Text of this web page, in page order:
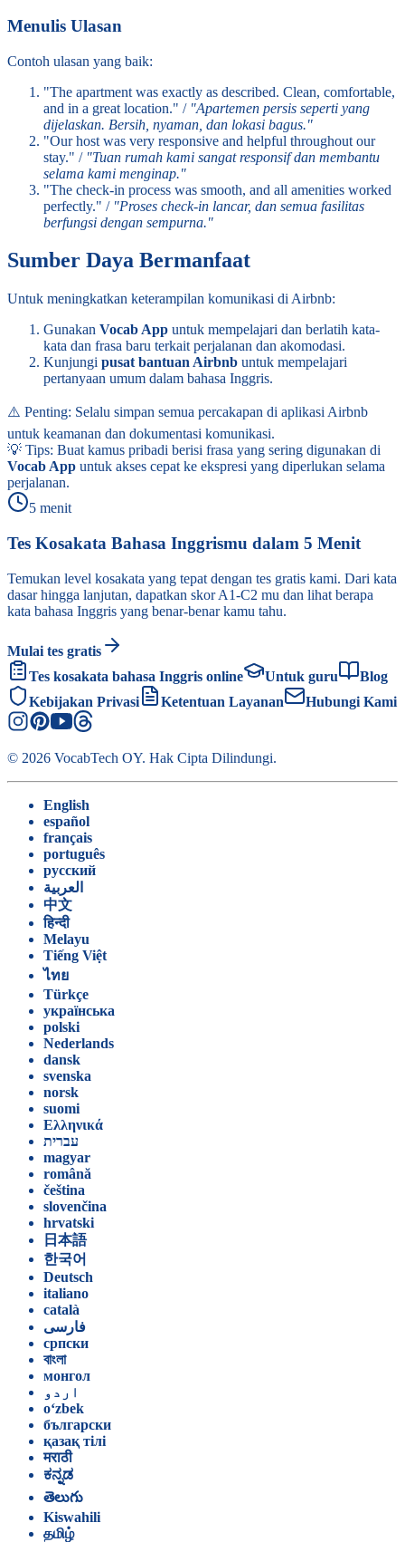
Menulis Ulasan
Contoh ulasan yang baik:
"The apartment was exactly as described. Clean, comfortable,
and in a great location." / "Apartemen persis seperti yang
dijelaskan. Bersih, nyaman, dan lokasi bagus."
"Our host was very responsive and helpful throughout our
stay." / "Tuan rumah kami sangat responsif dan membantu
selama kami menginap."
"The check-in process was smooth, and all amenities worked
perfectly." / "Proses check-in lancar, dan semua fasilitas
berfungsi dengan sempurna."
Sumber Daya Bermanfaat
Untuk meningkatkan keterampilan komunikasi di Airbnb:
Gunakan Vocab App untuk mempelajari dan berlatih kata-
kata dan frasa baru terkait perjalanan dan akomodasi.
Kunjungi pusat bantuan Airbnb untuk mempelajari
pertanyaan umum dalam bahasa Inggris.
⚠️ Penting: Selalu simpan semua percakapan di aplikasi Airbnb
untuk keamanan dan dokumentasi komunikasi.
💡 Tips: Buat kamus pribadi berisi frasa yang sering digunakan di
Vocab App untuk akses cepat ke ekspresi yang diperlukan selama
perjalanan.
5 menit
Tes Kosakata Bahasa Inggrismu dalam 5 Menit
Temukan level kosakata yang tepat dengan tes gratis kami. Dari kata
dasar hingga lanjutan, dapatkan skor A1-C2 mu dan lihat berapa
kata bahasa Inggris yang benar-benar kamu tahu.
Mulai tes gratis
Tes kosakata bahasa Inggris online
Untuk guru
Blog
Kebijakan Privasi
Ketentuan Layanan Hubungi Kami
© 2026 VocabTech OY. Hak Cipta Dilindungi.
English
español
français
português
русский
العربية
中文
हिन्दी
Melayu
Tiếng Việt
ไทย
Türkçe
українська
polski
Nederlands
dansk
svenska
norsk
suomi
Ελληνικά
עברית
magyar
română
čeština
slovenčina
hrvatski
日本語
한국어
Deutsch
italiano
català
فارسی
српски
বাংলা
монгол
اردو
o‘zbek
български
қазақ тілі
मराठी
ಕನ್ನಡ
తెలుగు
Kiswahili
தமிழ்